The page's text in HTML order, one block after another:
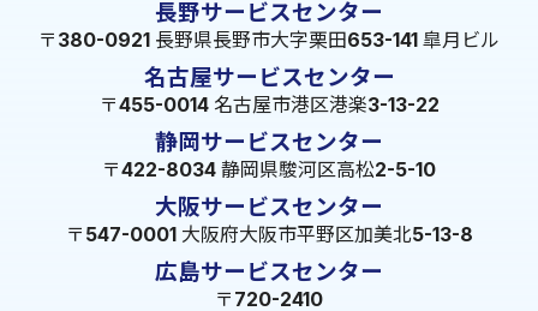
長野サービスセンター
〒380-0921 長野県長野市大字栗田653-141 皐月ビル
名古屋サービスセンター
〒455-0014 名古屋市港区港楽3-13-22
静岡サービスセンター
〒422-8034 静岡県駿河区高松2-5-10
大阪サービスセンター
〒547-0001 大阪府大阪市平野区加美北5-13-8
広島サービスセンター
〒720-2410